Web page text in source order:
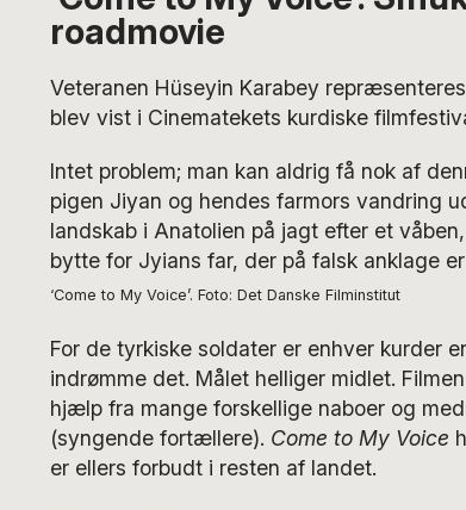
roadmovie
Veteranen Hüseyin Karabey
blev vist i Cinematekets kurdiske
Intet problem; man kan aldrig få nok af
pigen Jiyan og hendes farmors vandring
landskab i Anatolien på jagt efter et
bytte for Jyians far, der på falsk anklage
‘Come to My Voice’. Foto: Det Danske Filminstitut
For de tyrkiske soldater er enhver kurder
indrømme det. Målet helliger midlet.
hjælp fra mange forskellige naboer og
(syngende fortællere). Come to My Voice
er ellers forbudt i resten af landet.